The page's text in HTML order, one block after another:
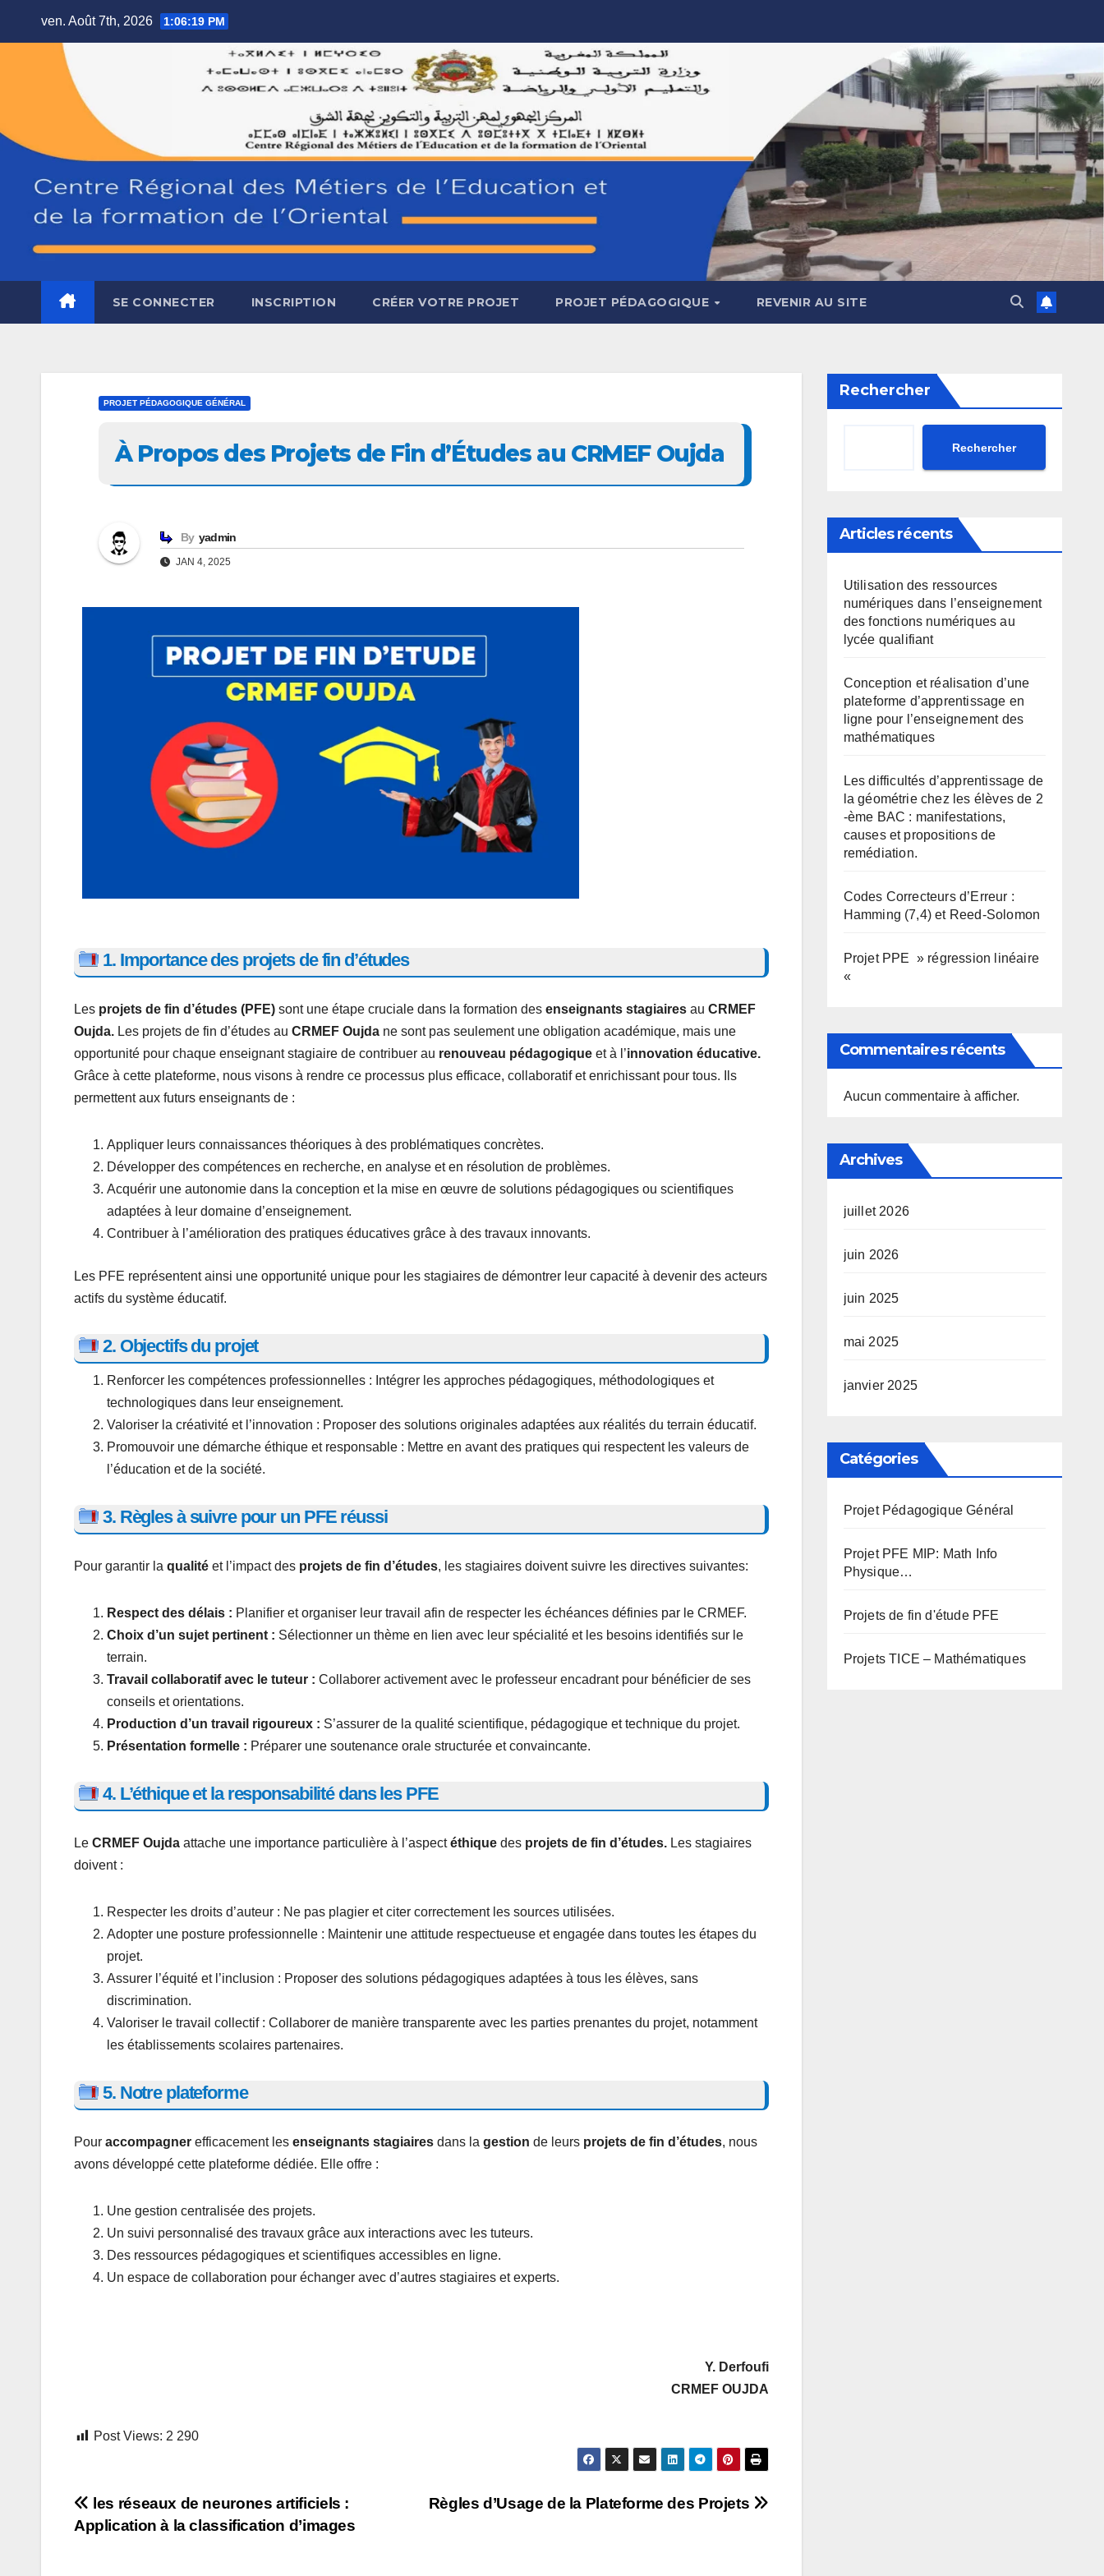
ven. Août 7th, 2026 1:06:20 PM
SE CONNECTER INSCRIPTION CRÉER VOTRE PROJET PROJET PÉDAGOGIQUE REVENIR AU SITE
PROJET PÉDAGOGIQUE GÉNÉRAL
À Propos des Projets de Fin d’Études au CRMEF Oujda
By yadmin
JAN 4, 2025
1. Importance des projets de fin d’études
Les projets de fin d’études (PFE) sont une étape cruciale dans la formation des enseignants stagiaires au CRMEF
Oujda. Les projets de fin d’études au CRMEF Oujda ne sont pas seulement une obligation académique, mais une
opportunité pour chaque enseignant stagiaire de contribuer au renouveau pédagogique et à l’innovation éducative.
Grâce à cette plateforme, nous visons à rendre ce processus plus efficace, collaboratif et enrichissant pour tous. Ils
permettent aux futurs enseignants de :
Appliquer leurs connaissances théoriques à des problématiques concrètes.
Développer des compétences en recherche, en analyse et en résolution de problèmes.
Acquérir une autonomie dans la conception et la mise en œuvre de solutions pédagogiques ou scientifiques
adaptées à leur domaine d’enseignement.
Contribuer à l’amélioration des pratiques éducatives grâce à des travaux innovants.
Les PFE représentent ainsi une opportunité unique pour les stagiaires de démontrer leur capacité à devenir des acteurs
actifs du système éducatif.
2. Objectifs du projet
Renforcer les compétences professionnelles : Intégrer les approches pédagogiques, méthodologiques et
technologiques dans leur enseignement.
Valoriser la créativité et l’innovation : Proposer des solutions originales adaptées aux réalités du terrain éducatif.
Promouvoir une démarche éthique et responsable : Mettre en avant des pratiques qui respectent les valeurs de
l’éducation et de la société.
3. Règles à suivre pour un PFE réussi
Pour garantir la qualité et l’impact des projets de fin d’études, les stagiaires doivent suivre les directives suivantes:
Respect des délais : Planifier et organiser leur travail afin de respecter les échéances définies par le CRMEF.
Choix d’un sujet pertinent : Sélectionner un thème en lien avec leur spécialité et les besoins identifiés sur le
terrain.
Travail collaboratif avec le tuteur : Collaborer activement avec le professeur encadrant pour bénéficier de ses
conseils et orientations.
Production d’un travail rigoureux : S’assurer de la qualité scientifique, pédagogique et technique du projet.
Présentation formelle : Préparer une soutenance orale structurée et convaincante.
4. L’éthique et la responsabilité dans les PFE
Le CRMEF Oujda attache une importance particulière à l’aspectéthique des projets de fin d’études. Les stagiaires
doivent :
Respecter les droits d’auteur : Ne pas plagier et citer correctement les sources utilisées.
Adopter une posture professionnelle : Maintenir une attitude respectueuse et engagée dans toutes les étapes du
projet.
Assurer l’équité et l’inclusion : Proposer des solutions pédagogiques adaptées à tous les élèves, sans
discrimination.
Valoriser le travail collectif : Collaborer de manière transparente avec les parties prenantes du projet, notamment
les établissements scolaires partenaires.
5. Notre plateforme
Pour accompagner efficacement les enseignants stagiaires dans la gestion de leurs projets de fin d’études, nous
avons développé cette plateforme dédiée. Elle offre :
Une gestion centralisée des projets.
Un suivi personnalisé des travaux grâce aux interactions avec les tuteurs.
Des ressources pédagogiques et scientifiques accessibles en ligne.
Un espace de collaboration pour échanger avec d’autres stagiaires et experts.
Y. Derfoufi
CRMEF OUJDA
Post Views: 2 290
Navigation
Règles d’Usage de la Plateforme des Projets
les réseaux de neurones artificiels :
Application à la classification d’images
Rechercher
Rechercher
Articles récents
Utilisation des ressources
numériques dans l’enseignement
des fonctions numériques au
lycée qualifiant
Conception et réalisation d’une
plateforme d’apprentissage en
ligne pour l’enseignement des
mathématiques
Les difficultés d’apprentissage de
la géométrie chez les élèves de 2
-ème BAC : manifestations,
causes et propositions de
remédiation.
Codes Correcteurs d’Erreur :
Hamming (7,4) et Reed-Solomon
Projet PPE » régression linéaire
«
Commentaires récents
Aucun commentaire à afficher.
Archives
juillet 2026
juin 2026
juin 2025
mai 2025
janvier 2025
Catégories
Projet Pédagogique Général
Projet PFE MIP: Math Info
Physique…
Projets de fin d'étude PFE
Projets TICE – Mathématiques